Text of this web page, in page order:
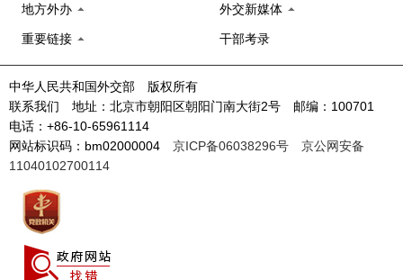
地方外办 外交新媒体
重要链接 干部考录
中华人民共和国外交部 版权所有
联系我们 地址：北京市朝阳区朝阳门南大街2号 邮编：100701
电话：+86-10-65961114
网站标识码：bm02000004 京ICP备06038296号
京公网安备
11040102700114